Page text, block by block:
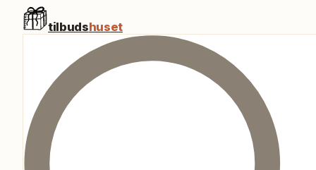
tilbudshuset